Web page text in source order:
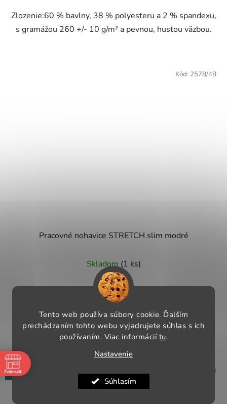
Tento web používa súbory cookie. Ďalším
prechádzaním tohto webu vyjadrujete súhlas s ich
používaním. Viac informácií tu.
Nastavenie
Súhlasím
Zlozenie:60 % bavlny, 38 % polyesteru a 2 % spandexu,
s gramážou 260 +/- 10 g/m² a pevnou, hustou väzbou.
Pracovné nohavice STRETCH slim modré
Skladom(1 ks)
€49,90
DETAIL
Kód: 2578/48
NOVINKA
TIP
2757/46
Zobraziť